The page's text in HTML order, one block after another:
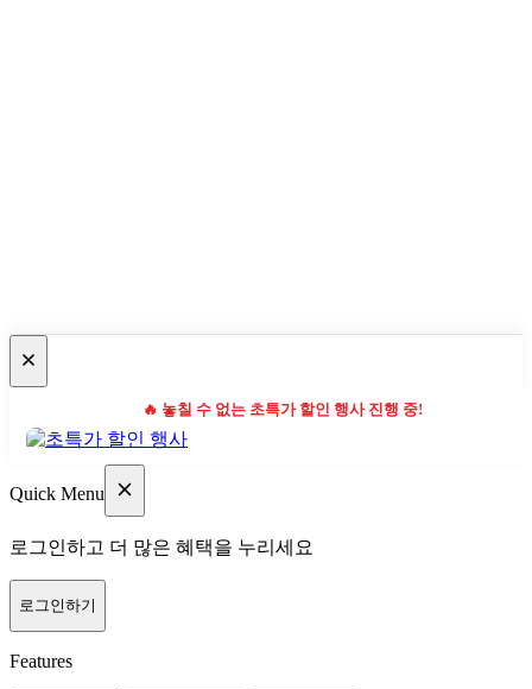
🔥 놓칠 수 없는 초특가 할인 행사 진행 중!
Quick Menu
로그인하고 더 많은 혜택을 누리세요
로그인하기
Features